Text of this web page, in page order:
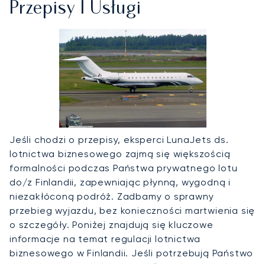
Przepisy I Usługi
Jeśli chodzi o przepisy, eksperci LunaJets ds.
lotnictwa biznesowego zajmą się większością
formalności podczas Państwa prywatnego lotu
do/z Finlandii, zapewniając płynną, wygodną i
niezakłóconą podróż. Zadbamy o sprawny
przebieg wyjazdu, bez konieczności martwienia się
o szczegóły. Poniżej znajdują się kluczowe
informacje na temat regulacji lotnictwa
biznesowego w Finlandii. Jeśli potrzebują Państwo